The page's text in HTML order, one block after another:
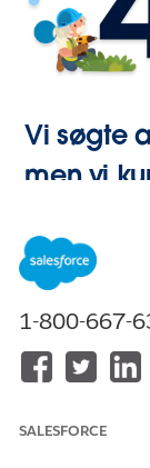
Vi søgte
men vi
1-800-667-
SALESFORCE